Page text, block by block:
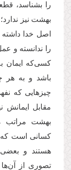
را بشناسد،
بهشت نیز
اصل خدا داشته
را ندانسته و
کسی‌که ایمان
باشد و به هر
چیزهایی که
مقابل ایمانش
بهشت مراتب
کسانی است که
هستند و بعضی‌
تصوری از آن‌ها